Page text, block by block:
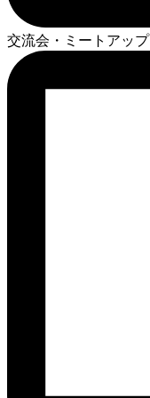
交流会・ミートアップ